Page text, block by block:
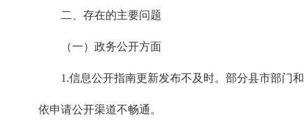
二、存在的主要问题
（一）政务公开方面
1.信息公开指南更新发布不及时。部分县市部门
依申请公开渠道不畅通。